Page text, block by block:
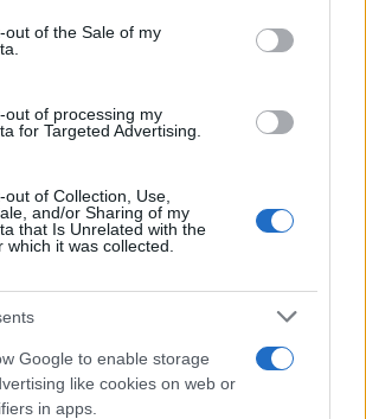
out of the Sale of my
out of processing my
for Targeted Advertising.
of Collection, Use,
and/or Sharing of my
that Is Unrelated with the
which it was collected.
Google to enable storage
like cookies on web or
in apps.
leggere